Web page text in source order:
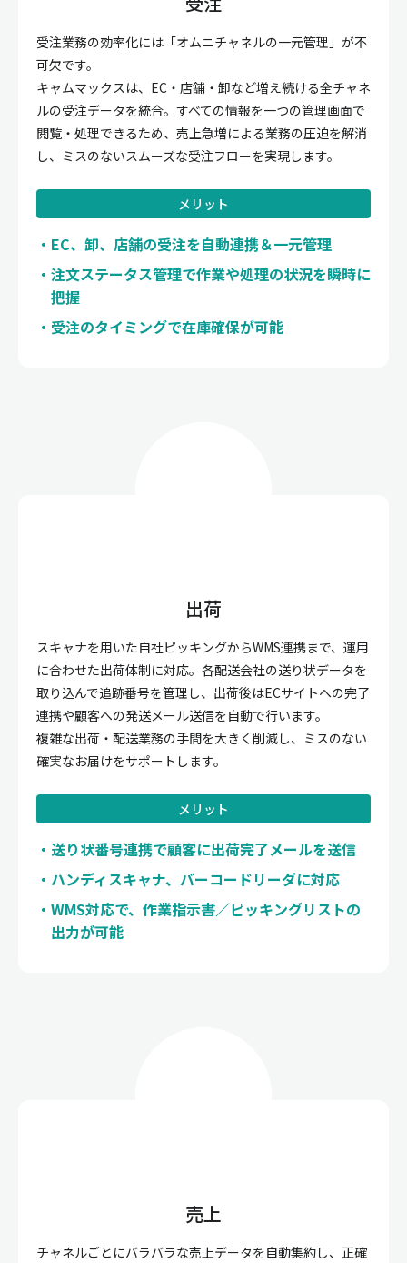
受注業務の効率化には「オムニチャネルの一元管理」が不
可欠です。
キャムマックスは、EC・店舗・卸など増え続ける全チャネ
ルの受注データを統合。すべての情報を一つの管理画面で
閲覧・処理できるため、売上急増による業務の圧迫を解消
し、ミスのないスムーズな受注フローを実現します。
メリット
EC、卸、店舗の受注を自動連携＆一元管理
注文ステータス管理で作業や処理の状況を瞬時に
把握
受注のタイミングで在庫確保が可能
出荷
スキャナを用いた自社ピッキングからWMS連携まで、運用
に合わせた出荷体制に対応。各配送会社の送り状データを
取り込んで追跡番号を管理し、出荷後はECサイトへの完了
連携や顧客への発送メール送信を自動で行います。
複雑な出荷・配送業務の手間を大きく削減し、ミスのない
確実なお届けをサポートします。
メリット
送り状番号連携で顧客に出荷完了メールを送信
ハンディスキャナ、バーコードリーダに対応
WMS対応で、作業指示書／ピッキングリストの
出力が可能
売上
チャネルごとにバラバラな売上データを自動集約し、正確